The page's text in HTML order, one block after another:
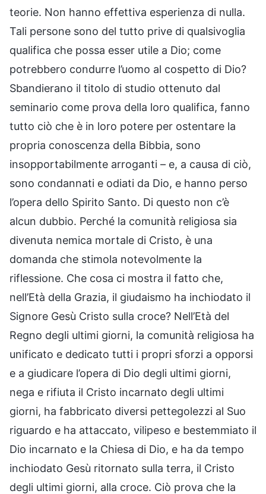
teorie. Non hanno effettiva esperienza di nulla.
Tali persone sono del tutto prive di qualsivoglia
qualifica che possa esser utile a Dio; come
potrebbero condurre l’uomo al cospetto di Dio?
Sbandierano il titolo di studio ottenuto dal
seminario come prova della loro qualifica, fanno
tutto ciò che è in loro potere per ostentare la
propria conoscenza della Bibbia, sono
insopportabilmente arroganti – e, a causa di ciò,
sono condannati e odiati da Dio, e hanno perso
l’opera dello Spirito Santo. Di questo non c’è
alcun dubbio. Perché la comunità religiosa sia
divenuta nemica mortale di Cristo, è una
domanda che stimola notevolmente la
riflessione. Che cosa ci mostra il fatto che,
nell’Età della Grazia, il giudaismo ha inchiodato il
Signore Gesù Cristo sulla croce? Nell’Età del
Regno degli ultimi giorni, la comunità religiosa ha
unificato e dedicato tutti i propri sforzi a opporsi
e a giudicare l’opera di Dio degli ultimi giorni,
nega e rifiuta il Cristo incarnato degli ultimi
giorni, ha fabbricato diversi pettegolezzi al Suo
riguardo e ha attaccato, vilipeso e bestemmiato il
Dio incarnato e la Chiesa di Dio, e ha da tempo
inchiodato Gesù ritornato sulla terra, il Cristo
degli ultimi giorni, alla croce. Ciò prova che la